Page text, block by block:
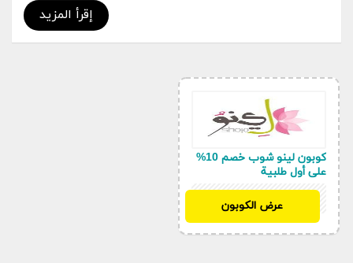
إقرأ المزيد
lenoshop بالاضافة الى كوبون شحن مجاني على
كوبون لينو شوب خصم 10%
على أول طلبية
عرض الكوبون